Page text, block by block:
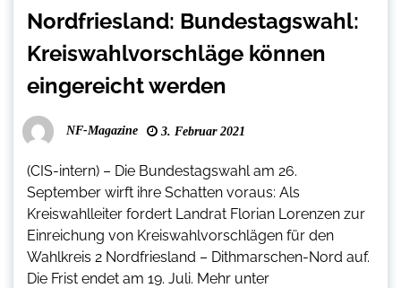
Nordfriesland: Bundestagswahl:
Kreiswahlvorschläge können
eingereicht werden
NF-Magazine 3. Februar 2021
(CIS-intern) – Die Bundestagswahl am 26.
September wirft ihre Schatten voraus: Als
Kreiswahlleiter fordert Landrat Florian Lorenzen zur
Einreichung von Kreiswahlvorschlägen für den
Wahlkreis 2 Nordfriesland – Dithmarschen-Nord auf.
Die Frist endet am 19. Juli. Mehr unter